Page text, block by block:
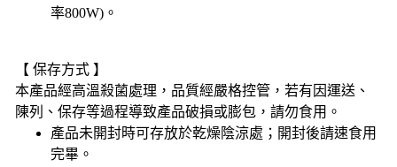
率800W)。
【 保存方式 】
本產品經高溫殺菌處理，品質經嚴格控管，若有因運送、
陳列、保存等過程導致產品破損或膨包，請勿食用。
產品未開封時可存放於乾燥陰涼處；開封後請速食用
完畢。